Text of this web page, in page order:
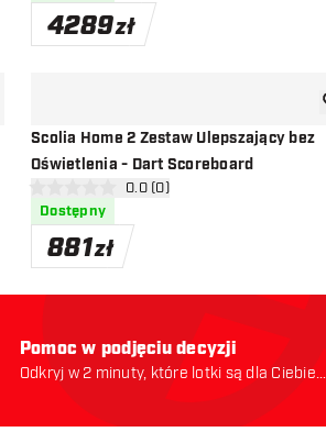
4289zł
do listy życzeń
Scolia Home 2 Zestaw Ulepszający bez
Oświetlenia - Dart Scoreboard
otwórz panel recenzji
0 gwiazdki oceny0.0 (0)
Dostępny
881zł
Pomoc w podjęciu decyzji
Odkryj w 2 minuty, które lotki są dla Ciebie